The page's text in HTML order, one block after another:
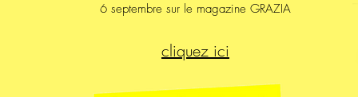
6 septembre sur le magazine GRAZIA
cliquez ici